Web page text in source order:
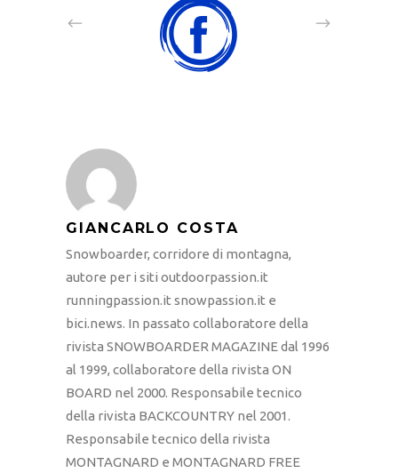
GIANCARLO COSTA
Snowboarder, corridore di montagna,
autore per i siti outdoorpassion.it
runningpassion.it snowpassion.it e
bici.news. In passato collaboratore della
rivista SNOWBOARDER MAGAZINE dal 1996
al 1999, collaboratore della rivista ON
BOARD nel 2000. Responsabile tecnico
della rivista BACKCOUNTRY nel 2001.
Responsabile tecnico della rivista
MONTAGNARD e MONTAGNARD FREE